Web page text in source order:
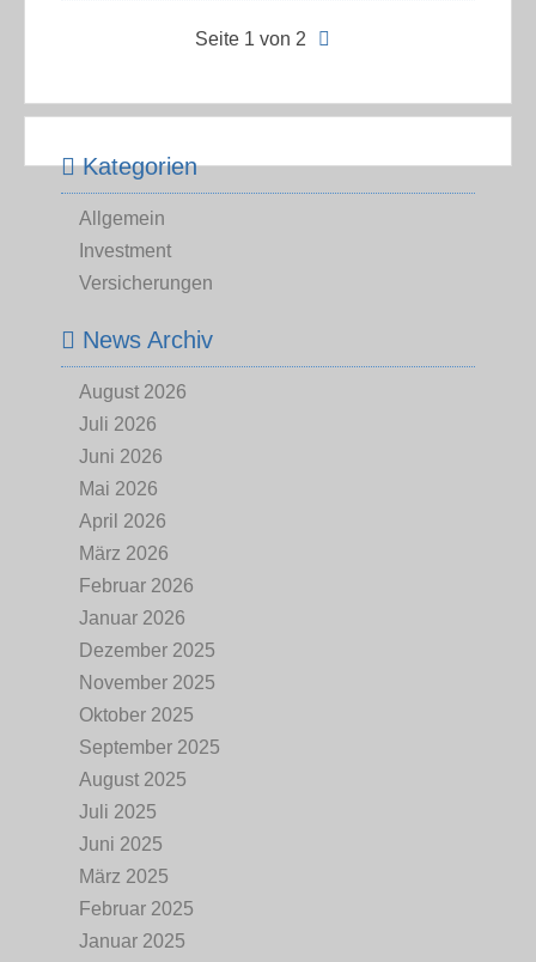
Seite 1 von 2
Kategorien
Allgemein
Investment
Versicherungen
News Archiv
August 2026
Juli 2026
Juni 2026
Mai 2026
April 2026
März 2026
Februar 2026
Januar 2026
Dezember 2025
November 2025
Oktober 2025
September 2025
August 2025
Juli 2025
Juni 2025
März 2025
Februar 2025
Januar 2025